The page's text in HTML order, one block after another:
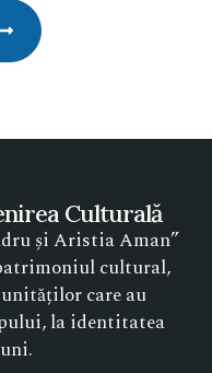
Culturală
și Aristia Aman”
cultural,
care au
la identitatea